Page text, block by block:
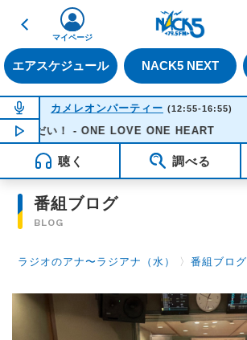
戻る
エアスケジュール NACK5 NEXT
マイページ
NOW ON AIR
カメレオンパーティー (12:55-16:55)
NOW PLAYING14:30
だい！ - ONE LOVE ONE HEART
聴く 調べる
番組ブログ
BLOG
ラジオのアナ〜ラジアナ（水） 〉番組ブログ